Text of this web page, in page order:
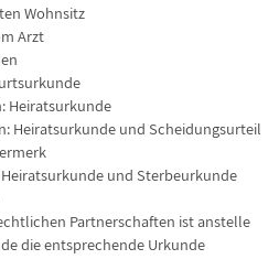
Wohnsitz
Arzt
Heiratsurkunde
Heiratsurkunde und Scheidungsurteil
und Sterbeurkunde
Partnerschaften ist anstelle
die entsprechende Urkunde